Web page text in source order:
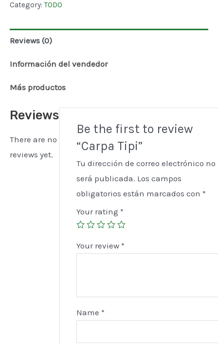
Category:TODO
Reviews (0)
Información del vendedor
Más productos
Reviews
There are no
reviews yet.
Be the first to review
“Carpa Tipi”
Tu dirección de correo electrónico no
será publicada. Los campos
obligatorios están marcados con *
Your rating *
Your review *
Name *